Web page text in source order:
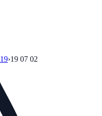
19›19 07 02